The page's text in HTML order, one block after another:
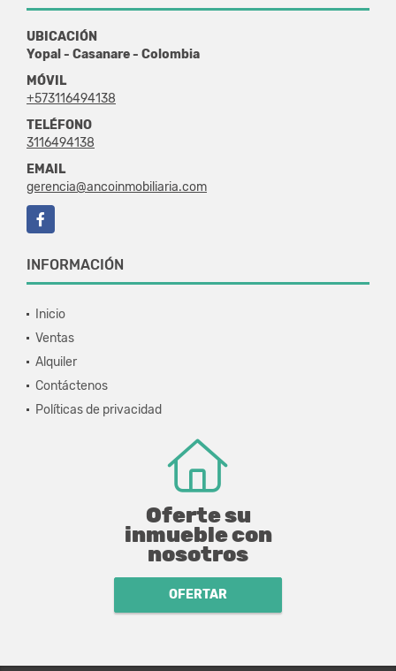
UBICACIÓN
Yopal - Casanare - Colombia
MÓVIL
+573116494138
TELÉFONO
3116494138
EMAIL
gerencia@ancoinmobiliaria.com
Facebook
INFORMACIÓN
Inicio
Ventas
Alquiler
Contáctenos
Políticas de privacidad
Oferte su
inmueble con
nosotros
OFERTAR